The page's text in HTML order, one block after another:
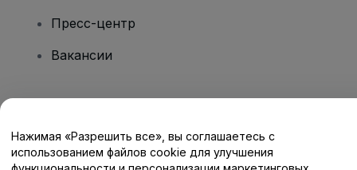
Пресс-центр
Вакансии
Центр помощи / Свяжитесь с нами
Нажимая «Разрешить все», вы соглашаетесь с
использованием файлов cookie для улучшения